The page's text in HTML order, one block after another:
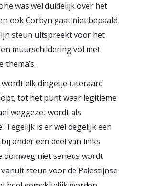
was wel duidelijk over het
ook Corbyn gaat niet bepaald
steun uitspreekt voor het
muurschildering vol met
thema’s.
elk dingetje uiteraard
tot het punt waar legitieme
weggezet wordt als
Tegelijk is er wel degelijk een
onder een deel van links
domweg niet serieus wordt
steun voor de Palestijnse